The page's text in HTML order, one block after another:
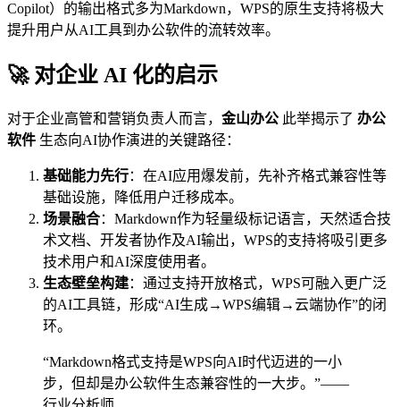
Copilot）的输出格式多为Markdown，WPS的原生支持将极大
提升用户从AI工具到办公软件的流转效率。
🚀 对企业 AI 化的启示
对于企业高管和营销负责人而言， 金山办公 此举揭示了 办公
软件 生态向AI协作演进的关键路径：
基础能力先行：在AI应用爆发前，先补齐格式兼容性等
基础设施，降低用户迁移成本。
场景融合：Markdown作为轻量级标记语言，天然适合技
术文档、开发者协作及AI输出，WPS的支持将吸引更多
技术用户和AI深度使用者。
生态壁垒构建：通过支持开放格式，WPS可融入更广泛
的AI工具链，形成“AI生成→WPS编辑→云端协作”的闭
环。
“Markdown格式支持是WPS向AI时代迈进的一小
步，但却是办公软件生态兼容性的一大步。”——